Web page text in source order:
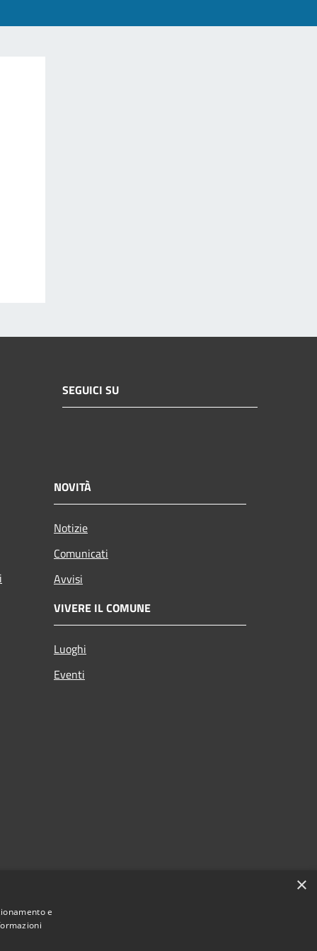
SEGUICI SU
NOVITÀ
Notizie
Comunicati
Avvisi
VIVERE IL COMUNE
Luoghi
Eventi
×
e